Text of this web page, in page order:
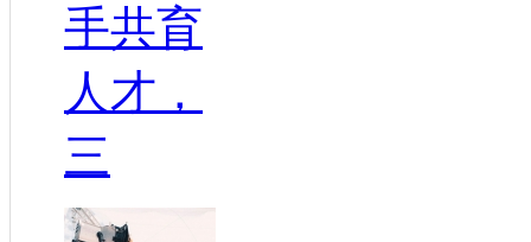
手共育
人才，
三